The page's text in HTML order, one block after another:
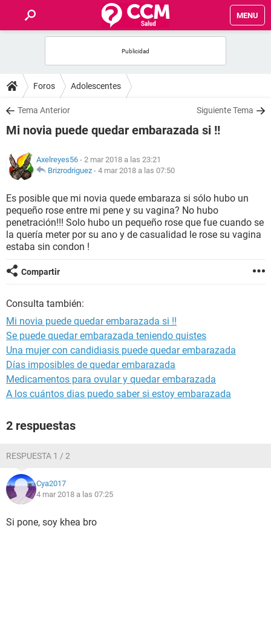
MENU
FOROS
SALUD
NUTRICIÓN
BIENESTAR
SEXUALIDAD
GLOSARIO
Foros Adolescentes
Tema Anterior Siguiente Tema
Mi novia puede quedar embarazada si !!
Axelreyes56 - 2 mar 2018 a las 23:21
Brizrodriguez - 4 mar 2018 a las 07:50
Es posible que mi novia quede embaraza si sólo hubo un
pequeño rose entre mi pene y su vagina? No hubo
penetración!!! Solo hubo un pequeño rose que fue cuando se
la quería meter por su ano y de casualidad le rose su vagina
estaba sin condon !
Compartir
Consulta también:
Mi novia puede quedar embarazada si !!
Se puede quedar embarazada teniendo quistes
Una mujer con candidiasis puede quedar embarazada
Días imposibles de quedar embarazada
Medicamentos para ovular y quedar embarazada
A los cuántos dias puedo saber si estoy embarazada
2 respuestas
RESPUESTA 1 / 2
Cya2017
4 mar 2018 a las 07:25
Si pone, soy khea bro